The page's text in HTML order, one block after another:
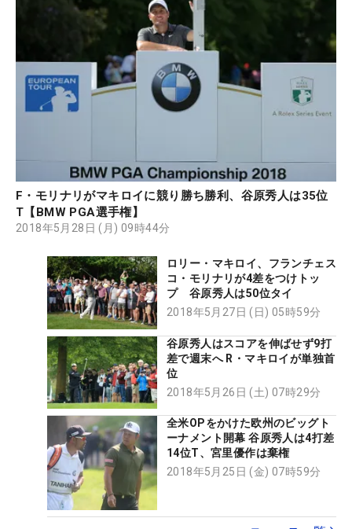
F・モリナリがマキロイに競り勝ち勝利、谷原秀人は35位
T【BMW PGA選手権】
2018年5月28日 (月) 09時44分
ロリー・マキロイ、フランチェス
コ・モリナリが4差をつけトッ
プ 谷原秀人は50位タイ
2018年5月27日 (日) 05時59分
谷原秀人はスコアを伸ばせず9打
差で週末へ R・マキロイが単独首
位
2018年5月26日 (土) 07時29分
全米OPをかけた欧州のビッグト
ーナメント開幕 谷原秀人は4打差
14位T、宮里優作は棄権
2018年5月25日 (金) 07時59分